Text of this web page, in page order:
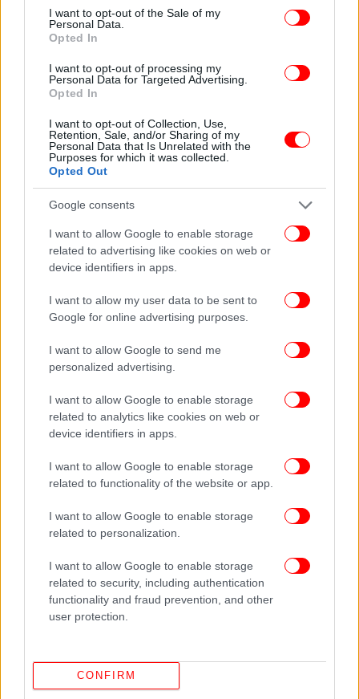
consent section.
I want to opt-out of the Sale of my
Personal Data.
Opted In
I want to opt-out of processing my
Personal Data for Targeted Advertising.
Opted In
I want to opt-out of Collection, Use,
Retention, Sale, and/or Sharing of my
Personal Data that Is Unrelated with the
Purposes for which it was collected.
Opted Out
Google consents
I want to allow Google to enable storage
related to advertising like cookies on web or
device identifiers in apps.
I want to allow my user data to be sent to
Google for online advertising purposes.
I want to allow Google to send me
personalized advertising.
I want to allow Google to enable storage
related to analytics like cookies on web or
device identifiers in apps.
I want to allow Google to enable storage
related to functionality of the website or app.
I want to allow Google to enable storage
related to personalization.
I want to allow Google to enable storage
related to security, including authentication
functionality and fraud prevention, and other
user protection.
CONFIRM
Οι άνεμοι θα πνέουν ανατολικοί-νοτιοανατολικοί,
στα δυτικά 5 με 7 και τοπικά στο Ιόνιο 8 μποφόρ,
στα ανατολικά 4 με 6 και στα νότια πελάγη από το
απόγευμα 7, τοπικά 8 μποφόρ.
Η θερμοκρασία θα παραμείνει σε υψηλά για την
εποχή επίπεδα και θα φτάσει τους 19 με 20 και κατά
τόπους τους 21 βαθμούς Κελσίου.
Την Παρασκευή, στη Θράκη, τα νησιά του
προβλέπονται νεφώσεις και από το απόγευμα
τοπικές βροχές και βαθμιαία σποραδικές
Στην υπόλοιπη χώρα νεφώσεις με βροχές και
σποραδικές καταιγίδες πιθανώς κατά τόπους
ισχυρές με βαθμιαία βελτίωση από το απόγευμα
Τη νύχτα θα σημειωθούν εκ νέου βροχές στα νησιά
του Ιονίου.